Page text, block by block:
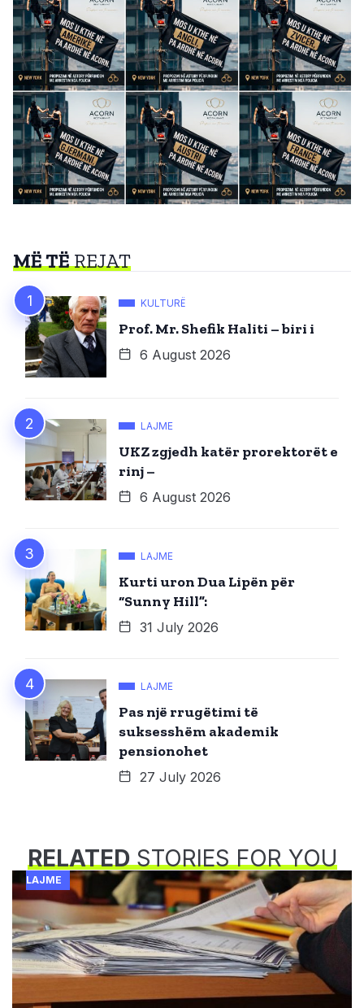
MË TËREJAT
KULTURË
Prof. Mr. Shefik Haliti – biri i
6 August 2026
LAJME
UKZ zgjedh katër prorektorët e
rinj –
6 August 2026
LAJME
Kurti uron Dua Lipën për
“Sunny Hill”:
31 July 2026
LAJME
Pas një rrugëtimi të
suksesshëm akademik
pensionohet
27 July 2026
RELATEDSTORIES FOR YOU
LAJME